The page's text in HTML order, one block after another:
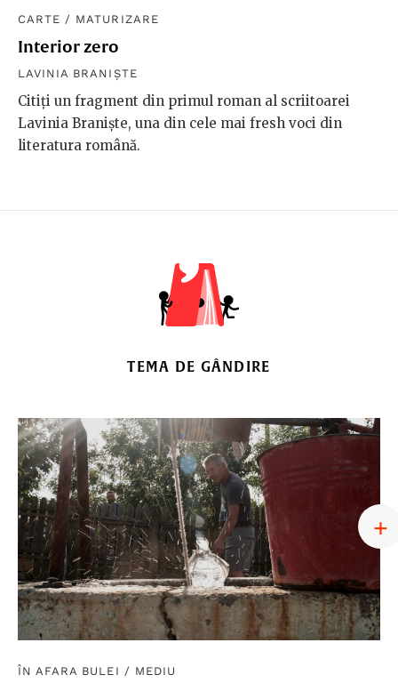
CARTE / MATURIZARE
Interior zero
LAVINIA BRANIȘTE
Citiți un fragment din primul roman al scriitoarei
Lavinia Braniște, una din cele mai fresh voci din
literatura română.
TEMA DE GÂNDIRE
ÎN AFARA BULEI / MEDIU